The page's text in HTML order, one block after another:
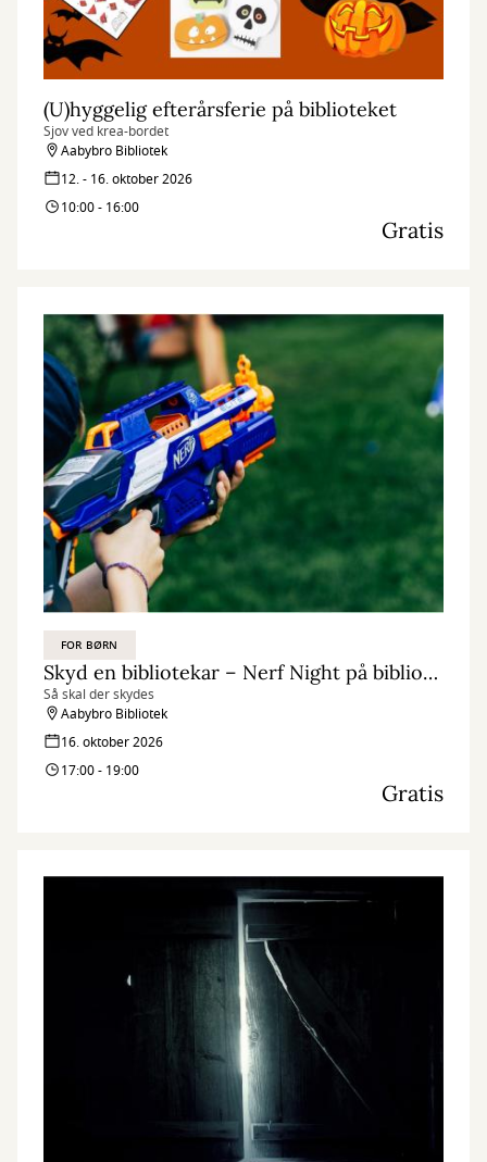
(U)hyggelig efterårsferie på biblioteket
Sjov ved krea-bordet
Aabybro Bibliotek
12. - 16. oktober 2026
10:00 - 16:00
Gratis
FOR BØRN
Skyd en bibliotekar – Nerf Night på biblioteket
Så skal der skydes
Aabybro Bibliotek
16. oktober 2026
17:00 - 19:00
Gratis